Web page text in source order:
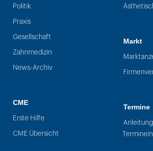
Politik
Praxis
Gesellschaft
Zahnmedizin
News-Archiv
CME
Erste Hilfe
CME Übersicht
Markt
Termine